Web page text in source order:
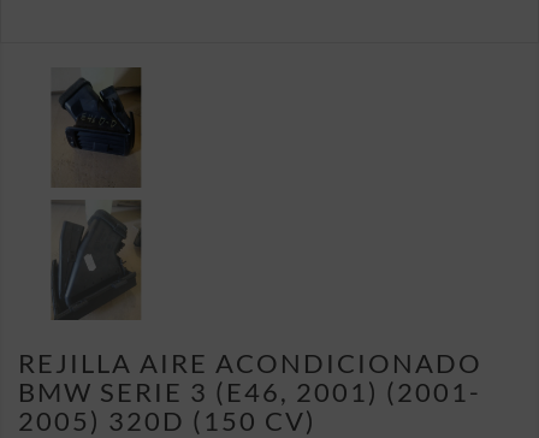
REJILLA AIRE ACONDICIONADO
BMW SERIE 3 (E46, 2001) (2001-
2005) 320D (150 CV)